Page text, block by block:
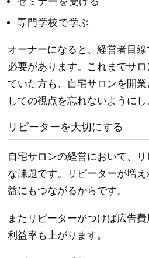
専門学校で学ぶ
オーナーになると、経営者目
必要があります。これまでサ
ていた方も、自宅サロンを開
しての視点を忘れないようにし
リピーターを大切にする
自宅サロンの経営において、
な課題です。リピーターが増
益にもつながるからです。
またリピーターがつけば広告費
利益率も上がります。